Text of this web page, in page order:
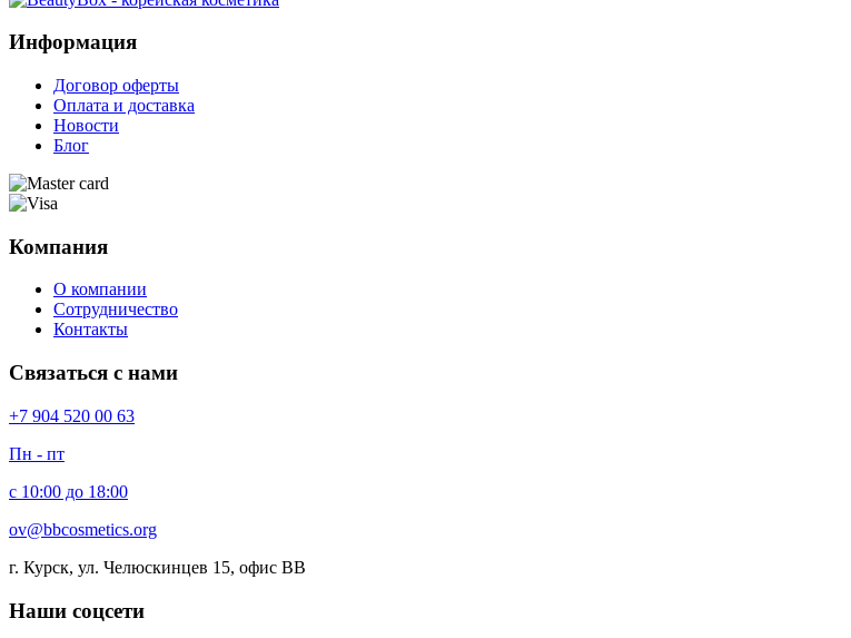
Информация
Договор оферты
Оплата и доставка
Новости
Блог
Компания
О компании
Сотрудничество
Контакты
Связаться с нами
+7 904 520 00 63
Пн - пт
с 10:00 до 18:00
ov@bbcosmetics.org
г. Курск, ул. Челюскинцев 15, офис BB
Наши соцсети